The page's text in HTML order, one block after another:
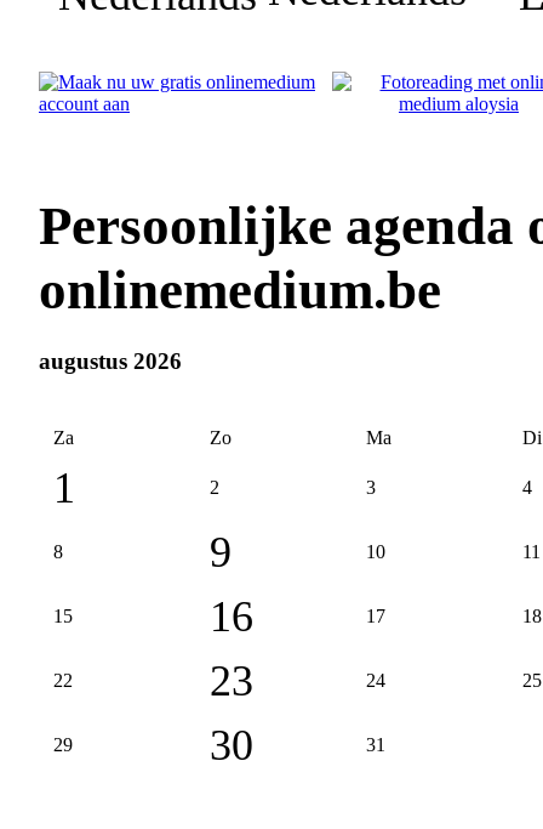
Persoonlijke agenda
onlinemedium.be
augustus 2026
Za Zo Ma Di
1 2 3 4
8 9 10 11
15 16 17 18
22 23 24 25
29 30 31